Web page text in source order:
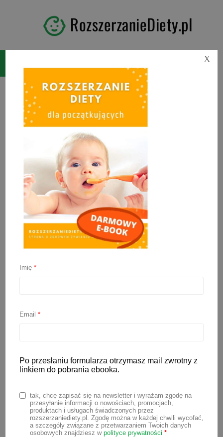
RozszerzanieDiety.pl
Imię*
Email*
Po przesłaniu formularza otrzymasz mail zwrotny z
linkiem do pobrania ebooka.
tak, chcę zapisać się na newsletter i wyrażam zgodę na
przesyłanie informacji o nowościach, promocjach,
produktach i usługach świadczonych przez
rozszerzaniediety.pl. Zgodę można w każdej chwili wycofać,
a szczegóły związane z przetwarzaniem Twoich danych
osobowych znajdziesz w polityce prywatności *
X